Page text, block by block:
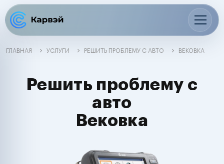
ГЛАВНАЯ УСЛУГИ РЕШИТЬ ПРОБЛЕМУ С АВТО ВЕКОВКА
Решить проблему с
авто
Вековка